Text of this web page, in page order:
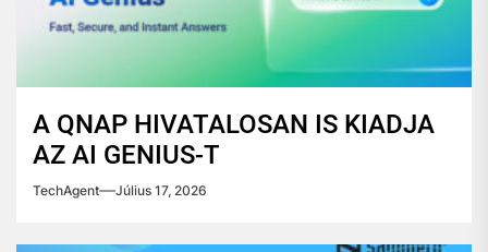
A QNAP HIVATALOSAN IS KIADJA
AZ AI GENIUS-T
TechAgent Július 17, 2026